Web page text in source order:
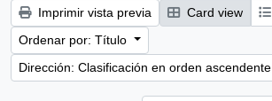
Imprimir vista previa Card view
Ordenar por: Título
Dirección: Clasificación en orden ascendente